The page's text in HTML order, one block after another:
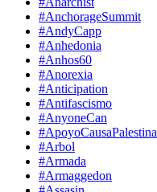
#AnchorageSummit
#AndyCapp
#Anhedonia
#Anhos60
#Anorexia
#Anticipation
#Antifascismo
#AnyoneCan
#ApoyoCausaPalestina
#Arbol
#Armada
#Armaggedon